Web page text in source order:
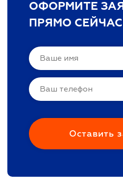
ОФОРМИТЕ
ПРЯМО